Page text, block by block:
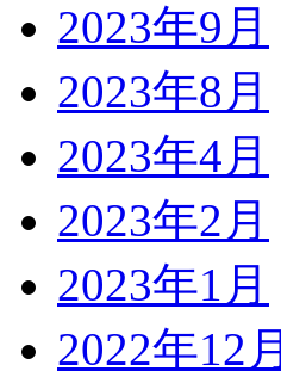
2023年9月
2023年8月
2023年4月
2023年2月
2023年1月
2022年12月